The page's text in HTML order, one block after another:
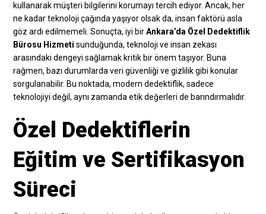
kullanarak müşteri bilgilerini korumayı tercih ediyor. Ancak, her
ne kadar teknoloji çağında yaşıyor olsak da, insan faktörü asla
göz ardı edilmemeli. Sonuçta, iyi birAnkara’da Özel Dedektiflik
Bürosu Hizmeti sunduğunda, teknoloji ve insan zekası
arasındaki dengeyi sağlamak kritik bir önem taşıyor. Buna
rağmen, bazı durumlarda veri güvenliği ve gizlilik gibi konular
sorgulanabilir. Bu noktada, modern dedektiflik, sadece
teknolojiyi değil, aynı zamanda etik değerleri de barındırmalıdır.
Özel Dedektiflerin
Eğitim ve Sertifikasyon
Süreci